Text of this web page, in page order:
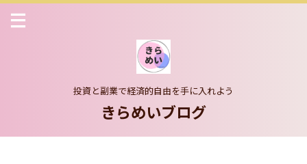
投資と副業で経済的自由を手に入れよう
きらめいブログ